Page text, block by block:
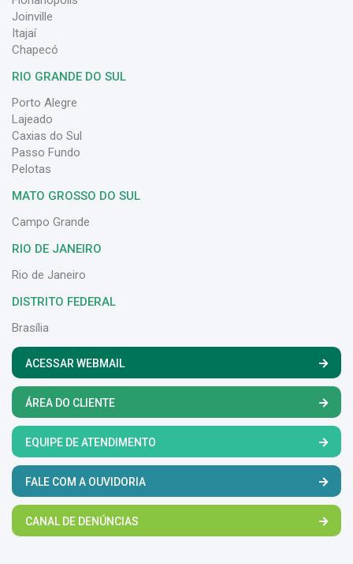
Joinville
Itajaí
Chapecó
RIO GRANDE DO SUL
Porto Alegre
Lajeado
Caxias do Sul
Passo Fundo
Pelotas
MATO GROSSO DO SUL
Campo Grande
RIO DE JANEIRO
Rio de Janeiro
DISTRITO FEDERAL
Brasília
ACESSAR WEBMAIL
ÁREA DO CLIENTE
EQUIPE DE ATENDIMENTO
FALE COM A OUVIDORIA
CANAL DE DENÚNCIAS